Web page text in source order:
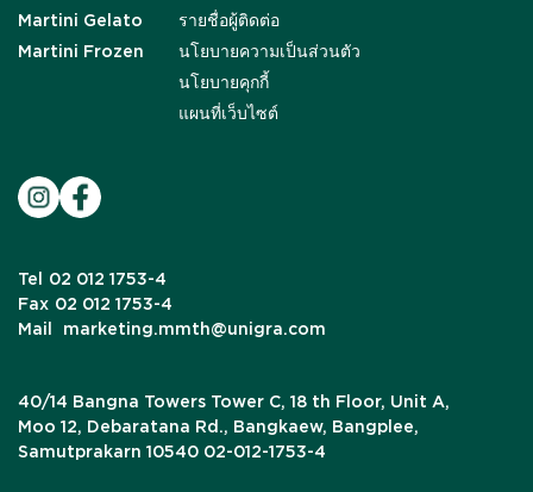
Martini Gelato
Martini Frozen
รายชื่อผู้ติดต่อ
นโยบายความเป็นส่วนตัว
นโยบายคุกกี้
แผนที่เว็บไซต์
Tel
02 012 1753-4
Fax 02 012 1753-4
Mail
marketing.mmth@unigra.com
40/14 Bangna Towers Tower C, 18 th Floor, Unit A,
Moo 12, Debaratana Rd., Bangkaew, Bangplee,
Samutprakarn 10540 02-012-1753-4